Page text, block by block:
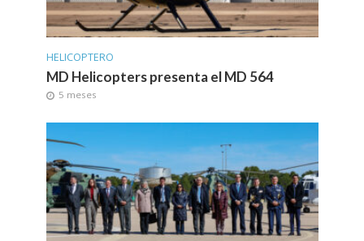
HELICOPTERO
MD Helicopters presenta el MD 564
5 meses